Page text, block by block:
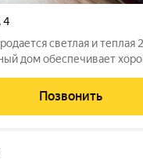
,4
светлая и теплая
дом обеспечивает
помещение чистое,
к заселению или
Позвонить